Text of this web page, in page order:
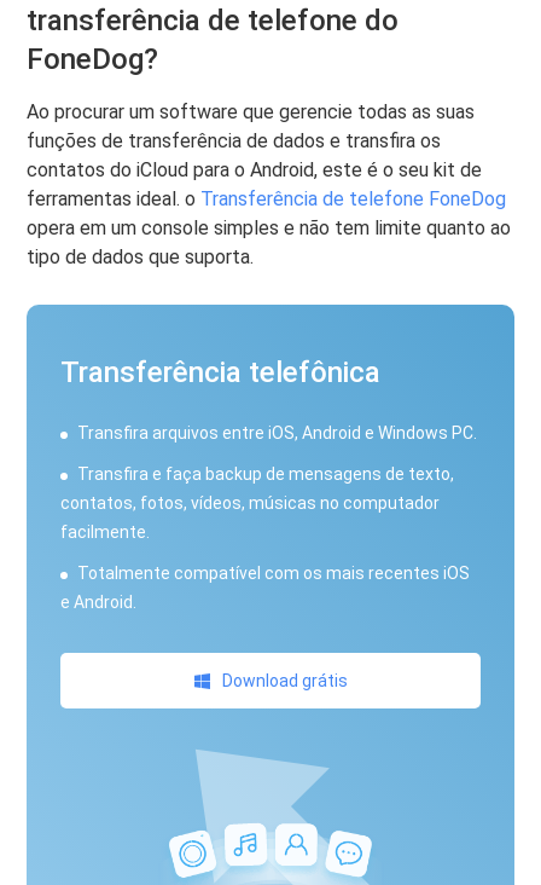
transferência de telefone do
FoneDog?
Ao procurar um software que gerencie todas as suas
funções de transferência de dados e transfira os
contatos do iCloud para o Android, este é o seu kit de
ferramentas ideal. o Transferência de telefone FoneDog
opera em um console simples e não tem limite quanto ao
tipo de dados que suporta.
Transferência telefônica
Transfira arquivos entre iOS, Android e Windows PC.
Transfira e faça backup de mensagens de texto,
contatos, fotos, vídeos, músicas no computador
facilmente.
Totalmente compatível com os mais recentes iOS
e Android.
Download grátis